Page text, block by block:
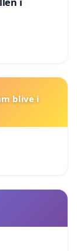
blive i